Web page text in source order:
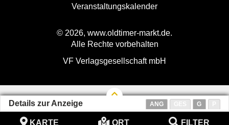
FILTER
KARTE ORT
Details zur Anzeige ANG G
Veranstaltungskalender
© 2026, www.oldtimer-markt.de.
Alle Rechte vorbehalten
VF Verlagsgesellschaft mbH